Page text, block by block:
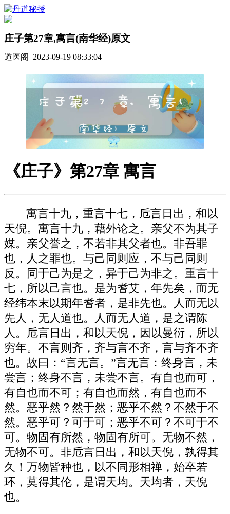
庄子第27章,寓言(南华经)原文
道医阁 2023-09-19 08:33:04
《庄子》第27章 寓言
寓言十九，重言十七，卮言日出，和以
天倪。寓言十九，藉外论之。亲父不为其子
媒。亲父誉之，不若非其父者也。非吾罪
也，人之罪也。与己同则应，不与己同则
反。同于己为是之，异于己为非之。重言十
七，所以己言也。是为耆艾，年先矣，而无
经纬本末以期年耆者，是非先也。人而无以
先人，无人道也。人而无人道，是之谓陈
人。卮言日出，和以天倪，因以曼衍，所以
穷年。不言则齐，齐与言不齐，言与齐不齐
也。故曰：“言无言。”言无言：终身言，未
尝言；终身不言，未尝不言。有自也而可，
有自也而不可；有自也而然，有自也而不
然。恶乎然？然于然；恶乎不然？不然于不
然。恶乎可？可于可；恶乎不可？不可于不
可。物固有所然，物固有所可。无物不然，
无物不可。非卮言日出，和以天倪，孰得其
久！万物皆种也，以不同形相禅，始卒若
环，莫得其伦，是谓天均。天均者，天倪
也。